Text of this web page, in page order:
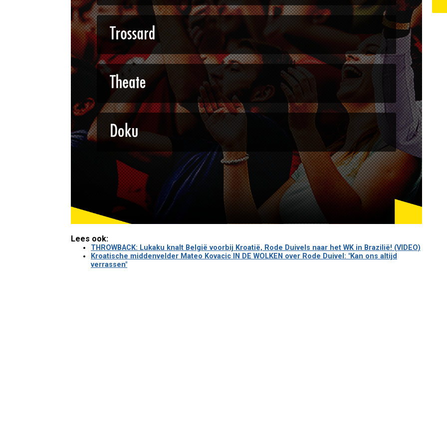
Lees ook:
THROWBACK: Lukaku knalt België voorbij Kroatië, Rode Duivels naar het WK in Brazilië! (VIDEO)
Kroatische middenvelder Mateo Kovacic IN DE WOLKEN over Rode Duivel: "Kan ons altijd
verrassen"